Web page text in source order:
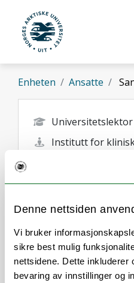
Denne nettsiden
Vi bruker
sikre best mulig
nettsidene. Dette inkluderer
bevaring av innstillinger og
Gå til hovedinnhold
UiT Norges arktiske
Enheten Ansatte
Universitetslektor
Institutt for
Tromsø
Om
Forskning